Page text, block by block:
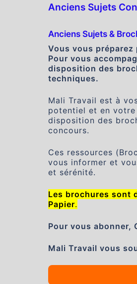
Anciens Sujets
Anciens Sujets &
Vous vous
Pour vous
disposition des
techniques.
Mali Travail est à
potentiel et en votre
disposition des
concours.
Ces ressources
vous informer et
et sérénité.
Les brochures sont
Papier.
Pour vous abonner,
Mali Travail vous